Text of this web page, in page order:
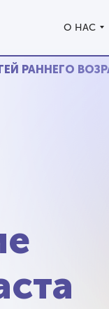
О НАС
О НАС
РАННЕГО